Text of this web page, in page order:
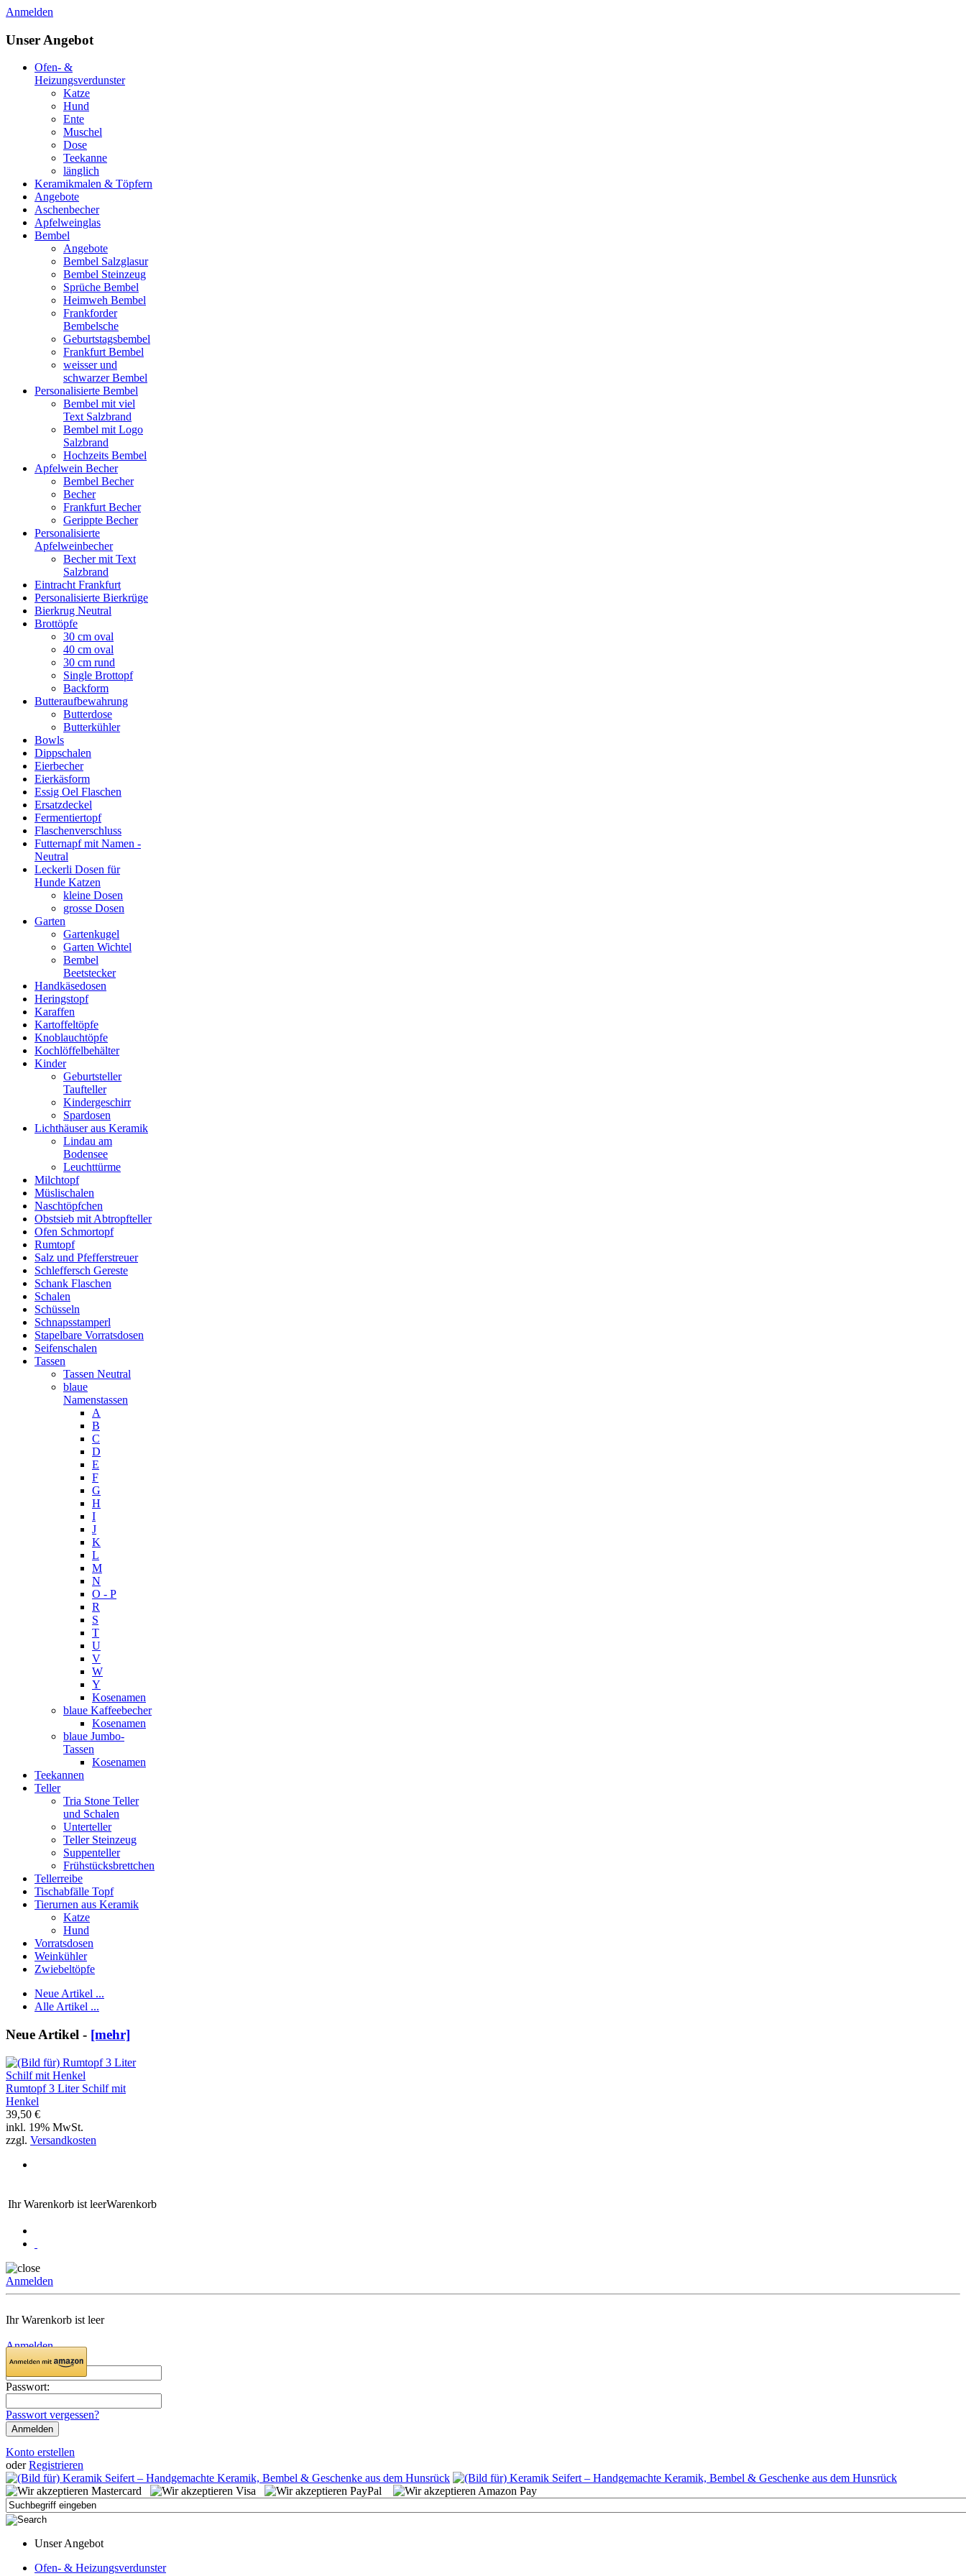
Anmelden
Unser Angebot
Ofen- &
Heizungsverdunster
Katze
Hund
Ente
Muschel
Dose
Teekanne
länglich
Keramikmalen & Töpfern
Angebote
Aschenbecher
Apfelweinglas
Bembel
Angebote
Bembel Salzglasur
Bembel Steinzeug
Sprüche Bembel
Heimweh Bembel
Frankforder
Bembelsche
Geburtstagsbembel
Frankfurt Bembel
weisser und
schwarzer Bembel
Personalisierte Bembel
Bembel mit viel
Text Salzbrand
Bembel mit Logo
Salzbrand
Hochzeits Bembel
Apfelwein Becher
Bembel Becher
Becher
Frankfurt Becher
Gerippte Becher
Personalisierte
Apfelweinbecher
Becher mit Text
Salzbrand
Eintracht Frankfurt
Personalisierte Bierkrüge
Bierkrug Neutral
Brottöpfe
30 cm oval
40 cm oval
30 cm rund
Single Brottopf
Backform
Butteraufbewahrung
Butterdose
Butterkühler
Bowls
Dippschalen
Eierbecher
Eierkäsform
Essig Oel Flaschen
Ersatzdeckel
Fermentiertopf
Flaschenverschluss
Futternapf mit Namen -
Neutral
Leckerli Dosen für
Hunde Katzen
kleine Dosen
grosse Dosen
Garten
Gartenkugel
Garten Wichtel
Bembel
Beetstecker
Handkäsedosen
Heringstopf
Karaffen
Kartoffeltöpfe
Knoblauchtöpfe
Kochlöffelbehälter
Kinder
Geburtsteller
Taufteller
Kindergeschirr
Spardosen
Lichthäuser aus Keramik
Lindau am
Bodensee
Leuchttürme
Milchtopf
Müslischalen
Naschtöpfchen
Obstsieb mit Abtropfteller
Ofen Schmortopf
Rumtopf
Salz und Pfefferstreuer
Schleffersch Gereste
Schank Flaschen
Schalen
Schüsseln
Schnapsstamperl
Stapelbare Vorratsdosen
Seifenschalen
Tassen
Tassen Neutral
blaue
Namenstassen
A
B
C
D
E
F
G
H
I
J
K
L
M
N
O - P
R
S
T
U
V
W
Y
Kosenamen
blaue Kaffeebecher
Kosenamen
blaue Jumbo-
Tassen
Kosenamen
Teekannen
Teller
Tria Stone Teller
und Schalen
Unterteller
Teller Steinzeug
Suppenteller
Frühstücksbrettchen
Tellerreibe
Tischabfälle Topf
Tierurnen aus Keramik
Katze
Hund
Vorratsdosen
Weinkühler
Zwiebeltöpfe
Neue Artikel ...
Alle Artikel ...
Neue Artikel - [mehr]
Rumtopf 3 Liter Schilf mit
Henkel
39,50 €
inkl. 19% MwSt.
zzgl. Versandkosten
Ihr Warenkorb ist leerWarenkorb
Anmelden
Ihr Warenkorb ist leer
Anmelden
Email:
Passwort:
Passwort vergessen?
Konto erstellen
oder Registrieren
Unser Angebot
Ofen- & Heizungsverdunster